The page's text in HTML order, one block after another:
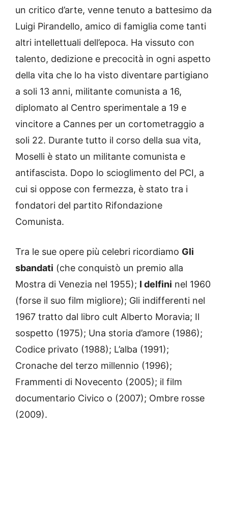
un critico d’arte, venne tenuto a battesimo da
Luigi Pirandello, amico di famiglia come tanti
altri intellettuali dell’epoca. Ha vissuto con
talento, dedizione e precocità in ogni aspetto
della vita che lo ha visto diventare partigiano
a soli 13 anni, militante comunista a 16,
diplomato al Centro sperimentale a 19 e
vincitore a Cannes per un cortometraggio a
soli 22. Durante tutto il corso della sua vita,
Moselli è stato un militante comunista e
antifascista. Dopo lo scioglimento del PCI, a
cui si oppose con fermezza, è stato tra i
fondatori del partito Rifondazione
Comunista.
Tra le sue opere più celebri ricordiamo Gli
sbandati (che conquistò un premio alla
Mostra di Venezia nel 1955); I delfini nel 1960
(forse il suo film migliore); Gli indifferenti nel
1967 tratto dal libro cult Alberto Moravia; Il
sospetto (1975); Una storia d’amore (1986);
Codice privato (1988); L’alba (1991);
Cronache del terzo millennio (1996);
Frammenti di Novecento (2005); il film
documentario Civico o (2007); Ombre rosse
(2009).